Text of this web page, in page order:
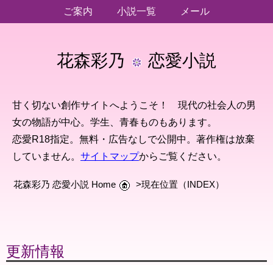
花森彩乃 恋愛小説
甘く切ない創作サイトへようこそ！ 現代の社会人の男
女の物語が中心。学生、青春ものもあります。
恋愛R18指定。無料・広告なしで公開中。著作権は放棄
していません。 サイトマップからご覧ください。
花森彩乃 恋愛小説 Home >現在位置（INDEX）
ご案内 小説一覧 メール
更新情報